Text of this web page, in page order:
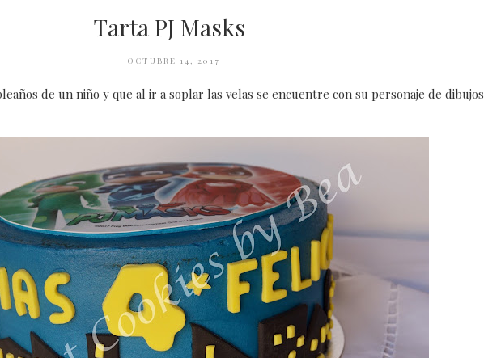
Tarta PJ Masks
OCTUBRE 14, 2017
de un niño y que al ir a soplar las velas se encuentre con su personaje de dibujos